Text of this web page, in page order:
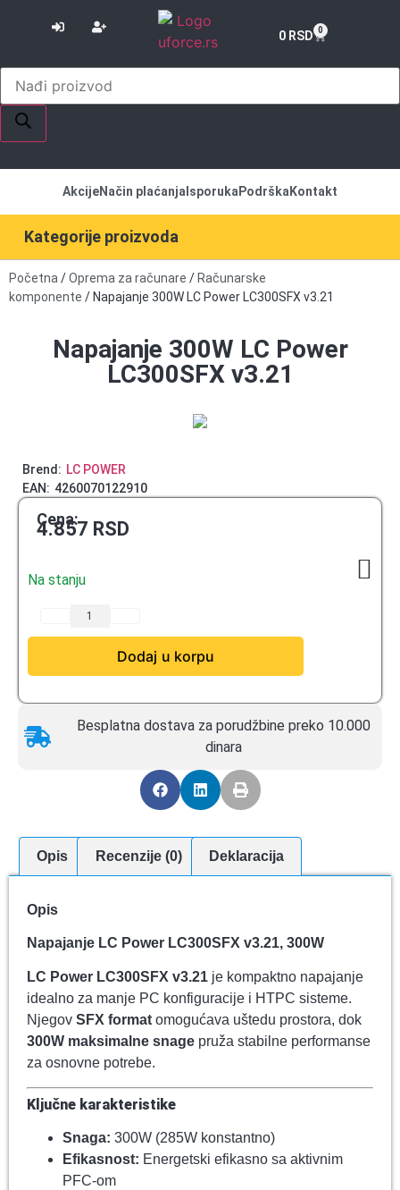
0 RSD 0
Kategorije proizvoda
AkcijeNačin plaćanja Isporuka Podrška Kontakt
Početna /Oprema za računare / Računarske
komponente / Napajanje 300W LC Power LC300SFX v3.21
Napajanje 300W LC Power
LC300SFX v3.21
Brend: LC POWER
EAN: 4260070122910
Cena:
4.857 RSD
Na stanju
Dodaj u korpu
Besplatna dostava za porudžbine preko 10.000
dinara
Opis Recenzije (0) Deklaracija
Opis
Napajanje LC Power LC300SFX v3.21, 300W
LC Power LC300SFX v3.21 je kompaktno napajanje
idealno za manje PC konfiguracije i HTPC sisteme.
Njegov SFX format omogućava uštedu prostora, dok
300W maksimalne snage pruža stabilne performanse
za osnovne potrebe.
Ključne karakteristike
Snaga: 300W (285W konstantno)
Efikasnost: Energetski efikasno sa aktivnim
PFC-om